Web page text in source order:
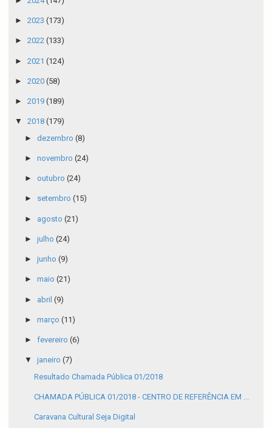
► 2023 (173)
► 2022 (133)
► 2021 (124)
► 2020 (58)
► 2019 (189)
▼ 2018 (179)
► dezembro (8)
► novembro (24)
► outubro (24)
► setembro (15)
► agosto (21)
► julho (24)
► junho (9)
► maio (21)
► abril (9)
► março (11)
► fevereiro (6)
▼ janeiro (7)
Resultado Chamada Pública 01/2018
CHAMADA PÚBLICA 01/2018 - CENTRO DE REFERÊNCIA EM ...
Caravana Cultural Seja Digital